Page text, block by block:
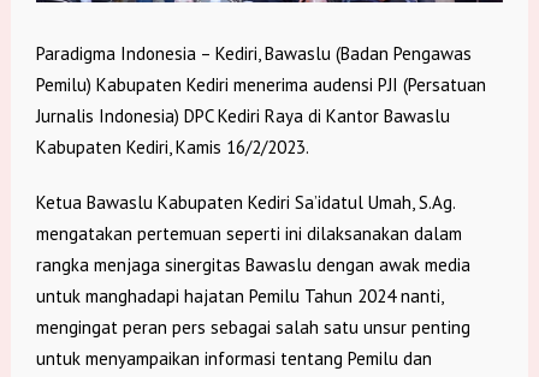
Paradigma Indonesia – Kediri, Bawaslu (Badan Pengawas
Pemilu) Kabupaten Kediri menerima audensi PJI (Persatuan
Jurnalis Indonesia) DPC Kediri Raya di Kantor Bawaslu
Kabupaten Kediri, Kamis 16/2/2023.
Ketua Bawaslu Kabupaten Kediri Sa’idatul Umah, S.Ag.
mengatakan pertemuan seperti ini dilaksanakan dalam
rangka menjaga sinergitas Bawaslu dengan awak media
untuk manghadapi hajatan Pemilu Tahun 2024 nanti,
mengingat peran pers sebagai salah satu unsur penting
untuk menyampaikan informasi tentang Pemilu dan